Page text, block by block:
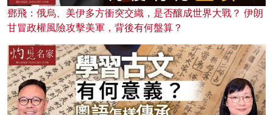
鄧飛：俄烏、美伊多方衝突交織，是否釀成世界大戰？ 伊朗
甘冒政權風險攻擊美軍，背後有何盤算？